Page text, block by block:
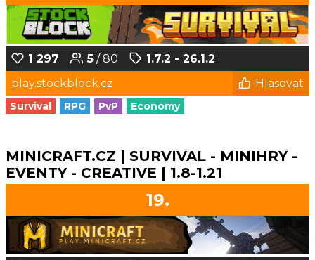
1 297 5 / 80
1.7.2 - 26.1.2
play.stockblock.cz
Hlasovat
Survival RPG PvP Economy
MINICRAFT.CZ | SURVIVAL - MINIHRY -
EVENTY - CREATIVE | 1.8-1.21
19.